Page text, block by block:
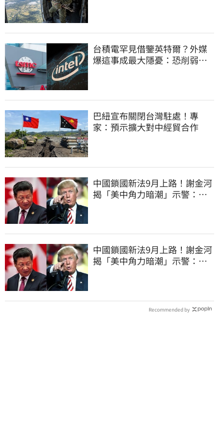
台積電罕見借鑒英特爾？外媒
爆這事成最大隱憂：恐削弱領
巴紐宣布關閉台灣駐處！專
家：預示擴大對中經貿合作
中國鎖國新法9月上路！謝金河
揭「美中角力暗潮」示警：台
中國鎖國新法9月上路！謝金河
揭「美中角力暗潮」示警：台
Recommended by